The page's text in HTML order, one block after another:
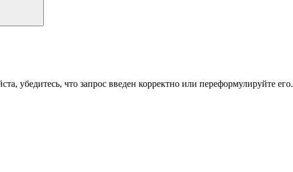
убедитесь, что запрос введен корректно или переформулируйте его.